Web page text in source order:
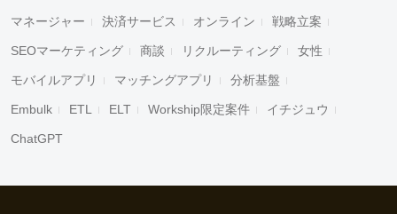
マネージャー 決済サービス オンライン 戦略立案
SEOマーケティング 商談 リクルーティング 女性
モバイルアプリ マッチングアプリ 分析基盤
Embulk ETL ELT Workship限定案件 イチジュウ
ChatGPT